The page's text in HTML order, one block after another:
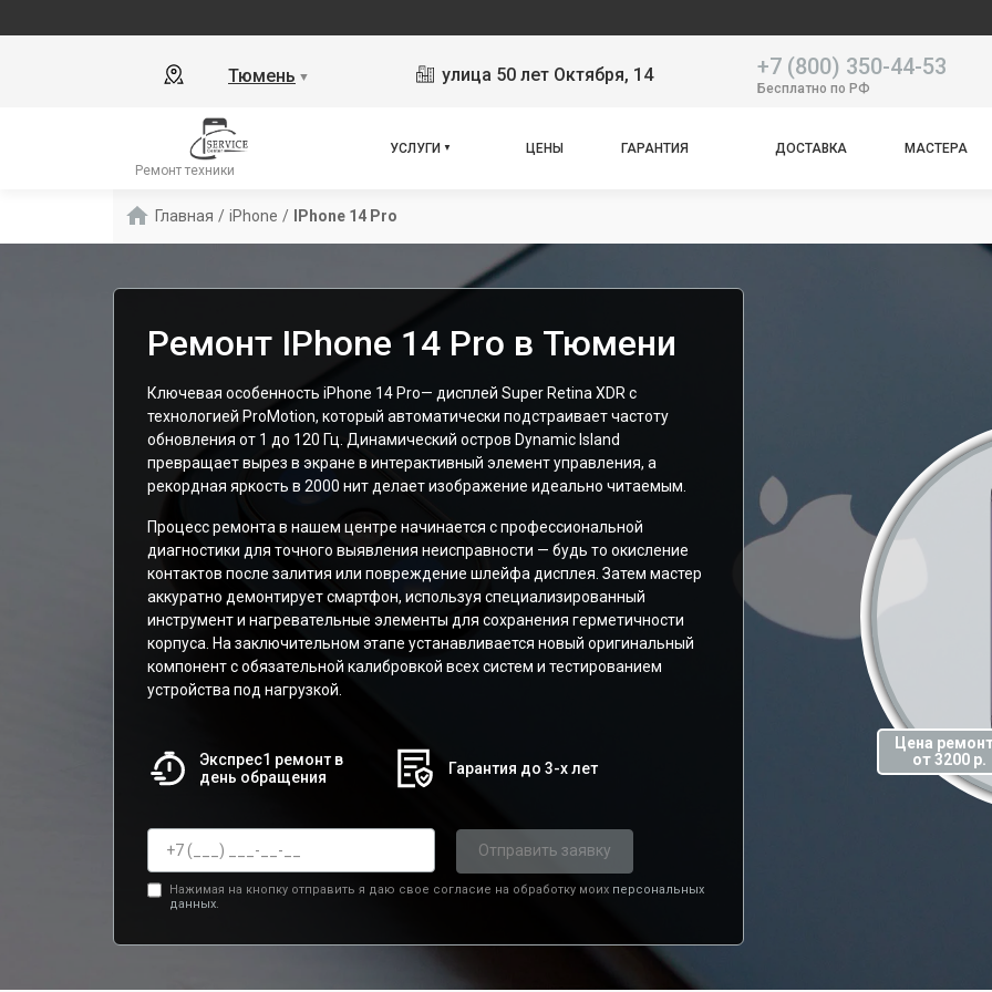
Тюмень ▼ улица 50 лет Октября, 14 +7 (800) 350-44-53
Бесплатно по РФ
Ремонт техники
УСЛУГИ ЦЕНЫ ГАРАНТИЯ ДОСТАВКА МАСТЕРА
Главная / iPhone / IPhone 14 Pro
Ремонт IPhone 14 Pro в Тюмени
Ключевая особенность iPhone 14 Pro— дисплей Super Retina XDR с
технологией ProMotion, который автоматически подстраивает частоту
обновления от 1 до 120 Гц. Динамический остров Dynamic Island
превращает вырез в экране в интерактивный элемент управления, а
рекордная яркость в 2000 нит делает изображение идеально читаемым.
Процесс ремонта в нашем центре начинается с профессиональной
диагностики для точного выявления неисправности — будь то окисление
контактов после залития или повреждение шлейфа дисплея. Затем мастер
аккуратно демонтирует смартфон, используя специализированный
инструмент и нагревательные элементы для сохранения герметичности
корпуса. На заключительном этапе устанавливается новый оригинальный
компонент с обязательной калибровкой всех систем и тестированием
устройства под нагрузкой.
Экспрес1 ремонт в
день обращения
Гарантия до 3-х лет
Отправить заявку
Нажимая на кнопку отправить я даю свое согласие на обработку моих персональных
данных.
Цена
от 3200 р.